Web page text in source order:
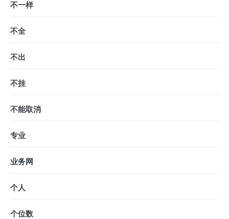
不一样
不全
不出
不挂
不能取消
专业
业务网
个人
个位数